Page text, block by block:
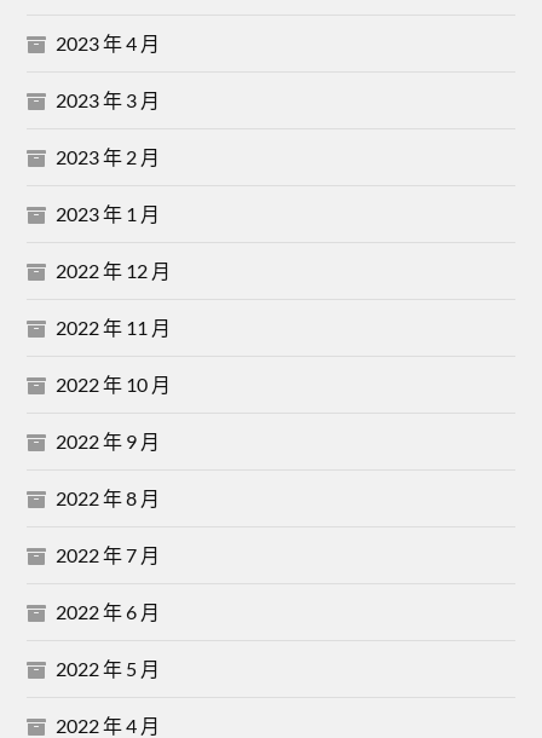
2023 年 4 月
2023 年 3 月
2023 年 2 月
2023 年 1 月
2022 年 12 月
2022 年 11 月
2022 年 10 月
2022 年 9 月
2022 年 8 月
2022 年 7 月
2022 年 6 月
2022 年 5 月
2022 年 4 月